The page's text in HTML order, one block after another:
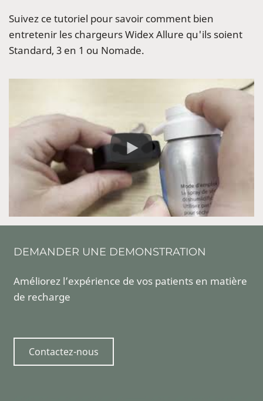
Suivez ce tutoriel pour savoir comment bien
entretenir les chargeurs Widex Allure qu'ils soient
Standard, 3 en 1 ou Nomade.
DEMANDER UNE DEMONSTRATION
Améliorez l’expérience de vos patients en matière
de recharge
Contactez-nous